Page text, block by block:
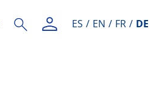
ES EN FR DE